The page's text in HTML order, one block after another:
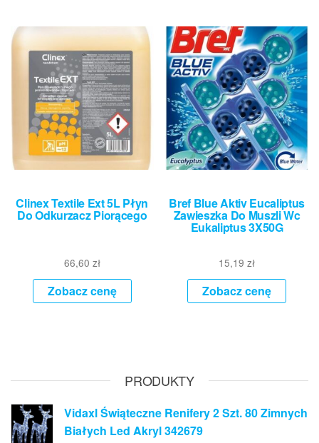
Clinex Textile Ext 5L Płyn
Do Odkurzacz Piorącego
66,60 zł
Zobacz cenę
Bref Blue Aktiv Eucaliptus
Zawieszka Do Muszli Wc
Eukaliptus 3X50G
15,19zł
Zobacz cenę
PRODUKTY
Vidaxl Świąteczne Renifery 2 Szt. 80 Zimnych
Białych Led Akryl 342679